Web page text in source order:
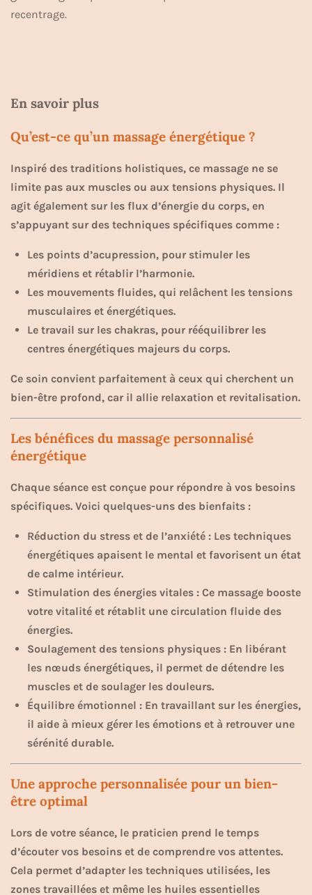
recentrage.
En savoir plus
Qu’est-ce qu’un massage énergétique ?
Inspiré des traditions holistiques, ce massage ne se
limite pas aux muscles ou aux tensions physiques. Il
agit également sur les flux d’énergie du corps, en
s’appuyant sur des techniques spécifiques comme :
Les points d’acupression, pour stimuler les
méridiens et rétablir l’harmonie.
Les mouvements fluides, qui relâchent les tensions
musculaires et énergétiques.
Le travail sur les chakras, pour rééquilibrer les
centres énergétiques majeurs du corps.
Ce soin convient parfaitement à ceux qui cherchent un
bien-être profond, car il allie relaxation et revitalisation.
Les bénéfices du massage personnalisé
énergétique
Chaque séance est conçue pour répondre à vos besoins
spécifiques. Voici quelques-uns des bienfaits :
Réduction du stress et de l’anxiété : Les techniques
énergétiques apaisent le mental et favorisent un état
de calme intérieur.
Stimulation des énergies vitales : Ce massage booste
votre vitalité et rétablit une circulation fluide des
énergies.
Soulagement des tensions physiques : En libérant
les nœuds énergétiques, il permet de détendre les
muscles et de soulager les douleurs.
Équilibre émotionnel : En travaillant sur les énergies,
il aide à mieux gérer les émotions et à retrouver une
sérénité durable.
Une approche personnalisée pour un bien-
être optimal
Lors de votre séance, le praticien prend le temps
d’écouter vos besoins et de comprendre vos attentes.
Cela permet d’adapter les techniques utilisées, les
zones travaillées et même les huiles essentielles